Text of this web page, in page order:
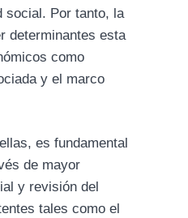
social. Por tanto, la
determinantes esta
como
y el marco
es fundamental
de mayor
y revisión del
tales como el